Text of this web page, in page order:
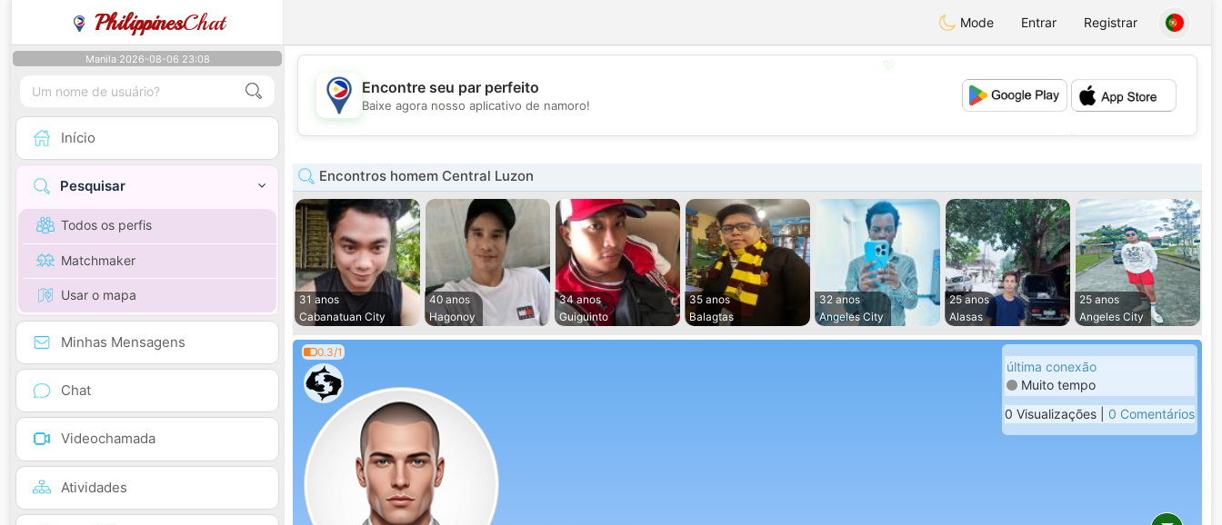
PhilippinesChat Mode Entrar Registrar
Manila 2026-08-06 23:08
Início
Pesquisar
Todos os perfis
Matchmaker
Usar o mapa
Minhas Mensagens
Chat
Videochamada
Atividades
💕
Encontre seu par perfeito
Baixe agora nosso aplicativo de namoro!
Encontros homem Central Luzon
31 anos
Cabanatuan City
40 anos
Hagonoy
34 anos
Guiguinto
35 anos
Balagtas
32 anos
Angeles City
25 anos
Alasas
25 anos
Angeles City
0.3/1
última conexão
Muito tempo
0 Visualizações | 0 Comentários